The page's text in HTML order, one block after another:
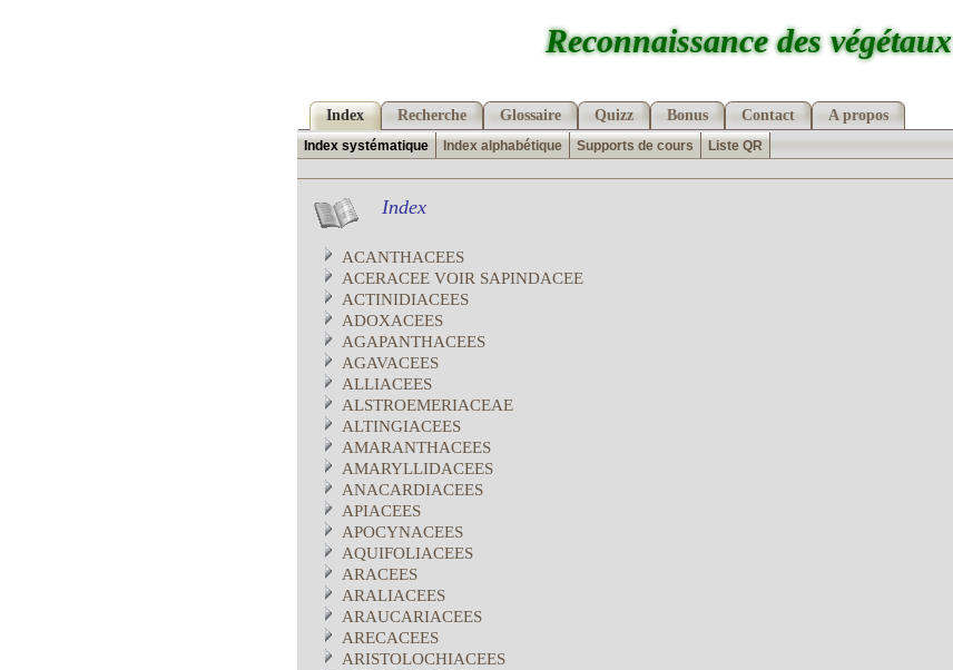
Reconnaissance des végétaux
Index Recherche Glossaire Quizz Bonus Contact A propos
Index systématique Index alphabétique Supports de cours Liste QR
Index
ACANTHACEES
ACERACEE VOIR SAPINDACEE
ACTINIDIACEES
ADOXACEES
AGAPANTHACEES
AGAVACEES
ALLIACEES
ALSTROEMERIACEAE
ALTINGIACEES
AMARANTHACEES
AMARYLLIDACEES
ANACARDIACEES
APIACEES
APOCYNACEES
AQUIFOLIACEES
ARACEES
ARALIACEES
ARAUCARIACEES
ARECACEES
ARISTOLOCHIACEES